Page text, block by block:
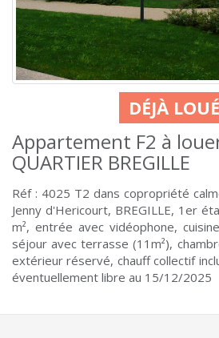
DÉJÀ
Appartement F2 à
QUARTIER BREGILLE
Réf : 4025 T2 dans copropriété
Jenny d'Hericourt, BREGILLE, 1er
m², entrée avec vidéophone,
séjour avec terrasse (11m²),
extérieur réservé, chauff collectif
éventuellement libre au 15/12/2025